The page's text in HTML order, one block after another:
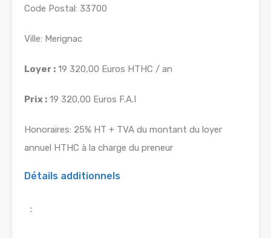
Code Postal: 33700
Ville: Merignac
Loyer : 19 320,00 Euros HTHC / an
Prix : 19 320,00 Euros F.A.I
Honoraires: 25% HT + TVA du montant du loyer
annuel HTHC à la charge du preneur
Détails additionnels
: